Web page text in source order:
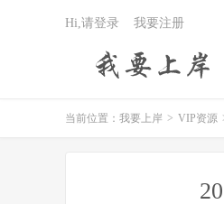
Hi,请登录 我要注册
当前位置： 我要上岸 > VIP资源